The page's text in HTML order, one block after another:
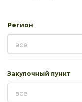
Регион
все
Закупочный пункт
все